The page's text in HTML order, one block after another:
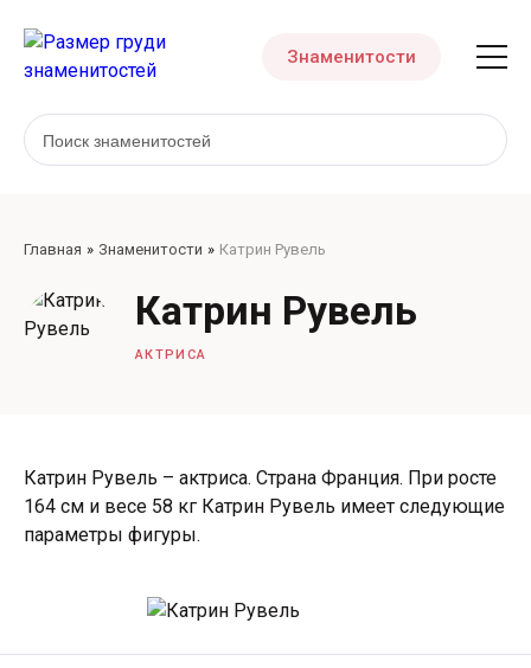
Знаменитости
Главная Знаменитости Катрин Рувель
Катрин Рувель
АКТРИСА
Катрин Рувель – актриса. Страна Франция. При росте
164 см и весе 58 кг Катрин Рувель имеет следующие
параметры фигуры.